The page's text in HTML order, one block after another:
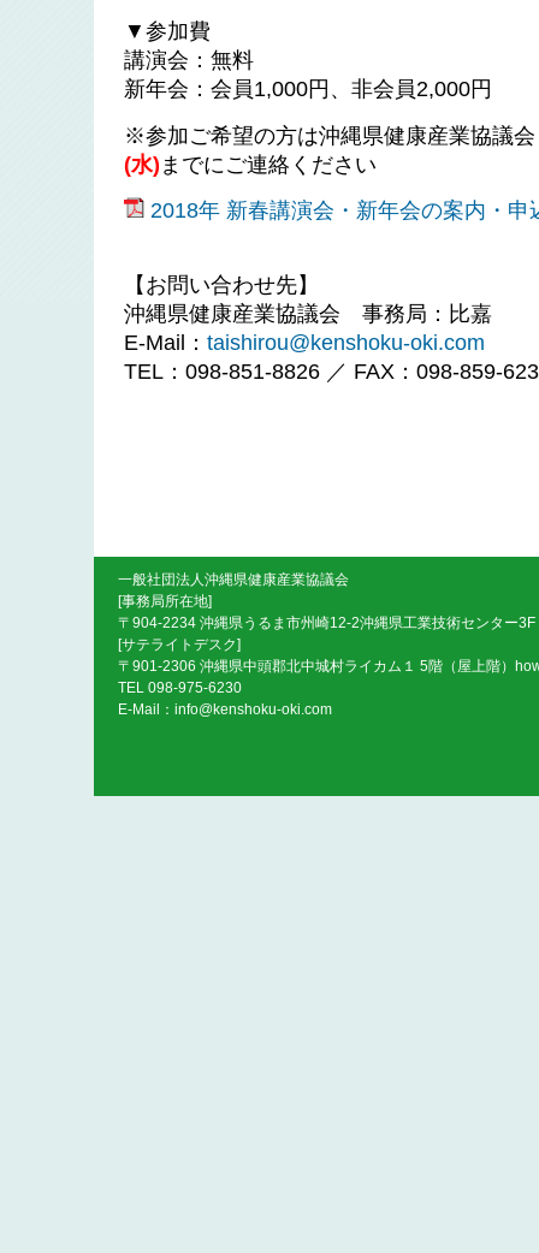
▼参加費
講演会：無料
新年会：会員1,000円、非会員2,000円
※参加ご希望の方は沖縄県健康産業協
(水) までにご連絡ください
2018年 新春講演会・新年会の案内・申
【お問い合わせ先】
沖縄県健康産業協議会 事務局：比嘉
E-Mail： taishirou@kenshoku-oki.com
TEL：098-851-8826 ／ FAX：098-859-
一般社団法人沖縄県健康産業協議会
[事務局所在地]
〒904-2234 沖縄県うるま市州崎12-2沖縄県工業技術センター3F
[サテライトデスク]
〒901-2306 沖縄県中頭郡北中城村ライカム１ 5階（屋上階）
TEL 098-975-6230
E-Mail： info@kenshoku-oki.com